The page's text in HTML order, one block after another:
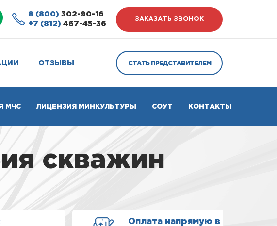
8 (800) 302-90-16
+7 (812) 467-45-36
ЗАКАЗАТЬ ЗВОНОК
ОТЗЫВЫ СТАТЬ ПРЕДСТАВИТЕЛЕМ
МЧС ЛИЦЕНЗИЯ МИНКУЛЬТУРЫ СОУТ КОНТАКТЫ
скважин
Оплата напрямую в СРО